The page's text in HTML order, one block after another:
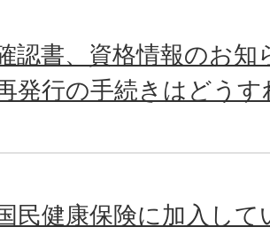
認書、資格情報のお
発行の手続きはどう
民健康保険に加入し